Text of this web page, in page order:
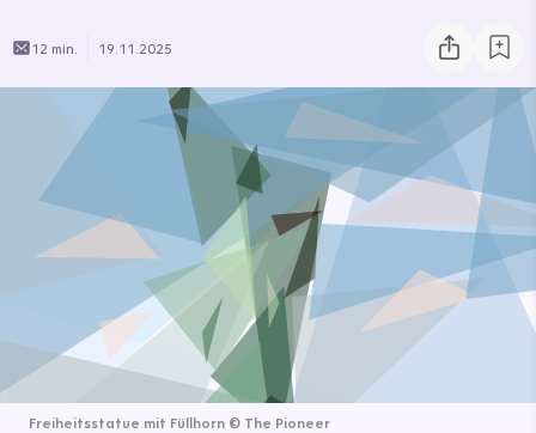
12 min. 19.11.2025
Freiheitsstatue mit Füllhorn © The Pioneer